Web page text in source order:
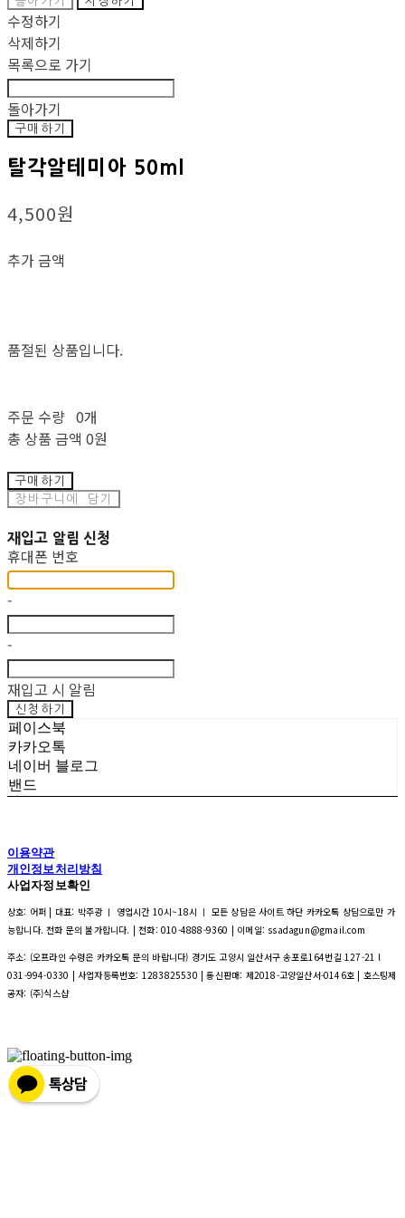
수정하기
삭제하기
목록으로 가기
돌아가기
구매하기
탈각알테미아 50ml
4,500원
추가 금액
품절된 상품입니다.
주문 수량 0개
총 상품 금액 0원
구매하기
장바구니에 담기
재입고 알림 신청
휴대폰 번호
-
-
재입고 시 알림
신청하기
페이스북
카카오톡
네이버 블로그
밴드
이용약관
개인정보처리방침
사업자정보확인
상호: 어퍼 | 대표: 박주광 ㅣ 영업시간 10시~18시 ㅣ 모든 상담은 사이트 하단 카카오톡 상담으로만 가
능합니다. 전화 문의 불가합니다. | 전화: 010-4888-9360 | 이메일: ssadagun@gmail.com
주소: (오프라인 수령은 카카오톡 문의 바랍니다) 경기도 고양시 일산서구 송포로164번길 127-21 l
031-994-0330 | 사업자등록번호: 1283825530 | 통신판매: 제2018-고양일산서-0146호 | 호스팅제
공자: (주)식스샵